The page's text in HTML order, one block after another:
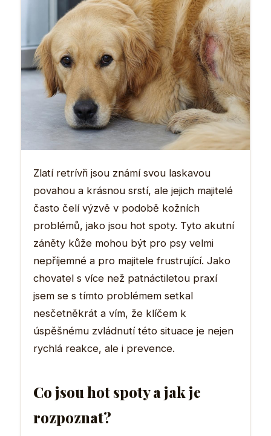
Zlatí retrívři jsou známí svou laskavou
povahou a krásnou srstí, ale jejich majitelé
často čelí výzvě v podobě kožních
problémů, jako jsou hot spoty. Tyto akutní
záněty kůže mohou být pro psy velmi
nepříjemné a pro majitele frustrující. Jako
chovatel s více než patnáctiletou praxí
jsem se s tímto problémem setkal
nesčetněkrát a vím, že klíčem k
úspěšnému zvládnutí této situace je nejen
rychlá reakce, ale i prevence.
Co jsou hot spoty a jak je
rozpoznat?